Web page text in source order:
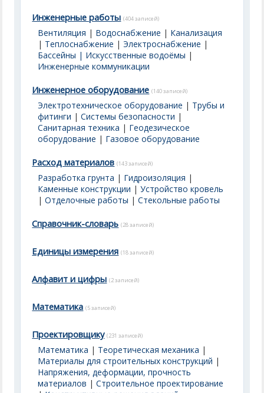
Инженерные работы (404 записей)
Вентиляция | Водоснабжение | Канализация
| Теплоснабжение |Электроснабжение |
Бассейны | Искусственные водоёмы |
Инженерные коммуникации
Инженерное оборудование (140 записей)
Электротехническое оборудование | Трубы и
фитинги |Системы безопасности |
Санитарная техника | Геодезическое
оборудование | Газовое оборудование
Расход материалов (143 записей)
Разработка грунта | Гидроизоляция |
Каменные конструкции |Устройство кровель
|Отделочные работы |Стекольные работы
Справочник-словарь (28 записей)
Единицы измерения (18 записей)
Алфавит и цифры (2 записей)
Математика (5 записей)
Проектировщику (231 записей)
Математика | Теоретическая механика |
Материалы для строительных конструкций |
Напряжения, деформации, прочность
материалов |Строительное проектирование